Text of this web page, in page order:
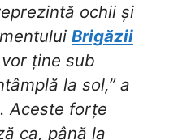
ochii și
Brigăzii
ține sub
la sol,” a
Aceste forțe
ca, până la